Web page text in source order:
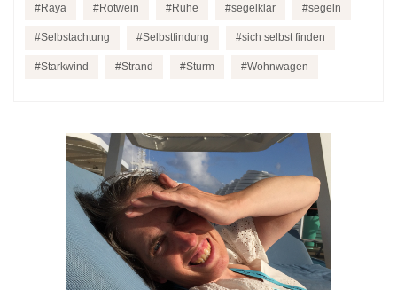
Raya Rotwein Ruhe segelklar segeln
Selbstachtung Selbstfindung sich selbst finden
Starkwind Strand Sturm Wohnwagen